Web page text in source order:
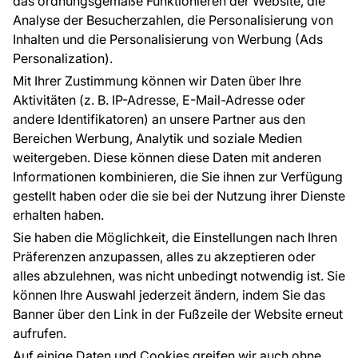
Analyse der Besucherzahlen, die Personalisierung von
Inhalten und die Personalisierung von Werbung (Ads
Personalization).
Mit Ihrer Zustimmung können wir Daten über Ihre
Aktivitäten (z. B. IP-Adresse, E-Mail-Adresse oder
andere Identifikatoren) an unsere Partner aus den
Bereichen Werbung, Analytik und soziale Medien
weitergeben. Diese können diese Daten mit anderen
Informationen kombinieren, die Sie ihnen zur Verfügung
gestellt haben oder die sie bei der Nutzung ihrer Dienste
erhalten haben.
Sie haben die Möglichkeit, die Einstellungen nach Ihren
Präferenzen anzupassen, alles zu akzeptieren oder
alles abzulehnen, was nicht unbedingt notwendig ist. Sie
können Ihre Auswahl jederzeit ändern, indem Sie das
Banner über den Link in der Fußzeile der Website erneut
aufrufen.
FÜR SIE
Blog
EU-Projekte
Ratschläge und Tipps
FAQ
ÜBER DAS UNTERNEHMEN
Kontakt
Haben Sie Fragen? Wir helfen Ihnen gerne weiter
und beraten Sie persönlich.
+49 781 95633072
service@tapeteneshop.de
Zahlungsarten: